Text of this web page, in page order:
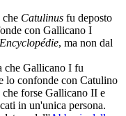
che Catulinus fu deposto
con Gallicano I
, ma non dal
che Gallicano I fu
lo confonde con Catulino
che forse Gallicano II e
in un'unica persona.